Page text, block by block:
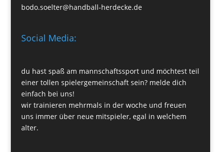
bodo.soelter@handball-herdecke.de
Social Media:
du hast spaß am mannschaftssport und möchtest teil
einer tollen spielergemeinschaft sein? melde dich
einfach bei uns!
wir trainieren mehrmals in der woche und freuen
uns immer über neue mitspieler, egal in welchem
alter.